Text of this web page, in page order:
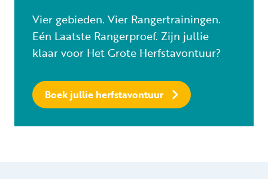
Vier gebieden. Vier Rangertrainingen.
Eén Laatste Rangerproef. Zijn jullie
klaar voor Het Grote Herfstavontuur?
Boek jullie herfstavontuur